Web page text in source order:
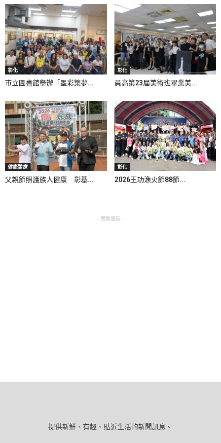
彰化
市立圖書館舉辦「墨彩築夢...
彰化
員高第23屆美術班畢業美...
健康醫療
父親節照護族人健康 彰基...
彰化
2026王功漁火節88節...
- 贊助廣告 -
提供新鮮、有趣、貼近生活的新聞訊息。